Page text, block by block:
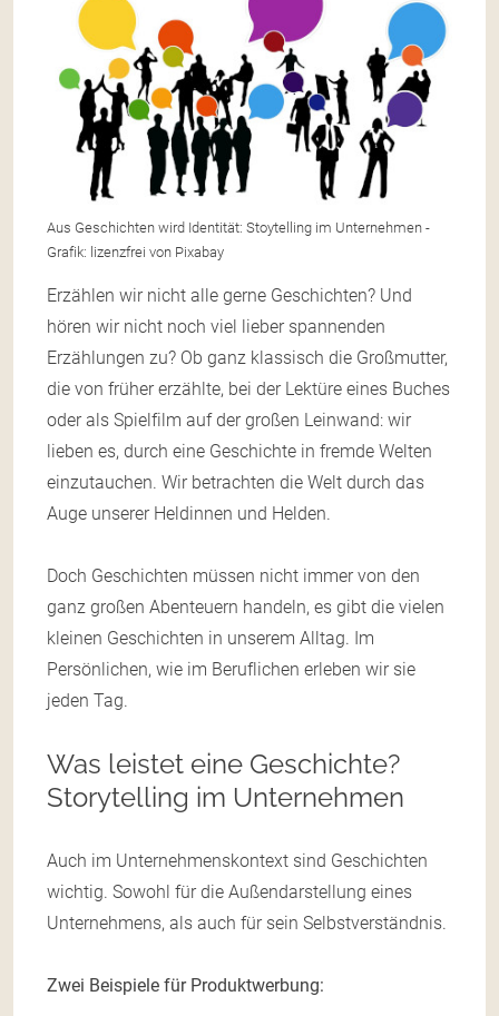
Aus Geschichten wird Identität: Stoytelling im Unternehmen -
Grafik: lizenzfrei von Pixabay
Erzählen wir nicht alle gerne Geschichten? Und
hören wir nicht noch viel lieber spannenden
Erzählungen zu? Ob ganz klassisch die Großmutter,
die von früher erzählte, bei der Lektüre eines Buches
oder als Spielfilm auf der großen Leinwand: wir
lieben es, durch eine Geschichte in fremde Welten
einzutauchen. Wir betrachten die Welt durch das
Auge unserer Heldinnen und Helden.
Doch Geschichten müssen nicht immer von den
ganz großen Abenteuern handeln, es gibt die vielen
kleinen Geschichten in unserem Alltag. Im
Persönlichen, wie im Beruflichen erleben wir sie
jeden Tag.
Was leistet eine Geschichte?
Storytelling im Unternehmen
Auch im Unternehmenskontext sind Geschichten
wichtig. Sowohl für die Außendarstellung eines
Unternehmens, als auch für sein Selbstverständnis.
Zwei Beispiele für Produktwerbung: